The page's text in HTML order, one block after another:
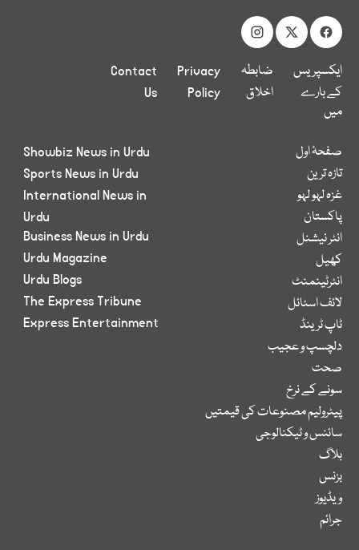
ایکسپریس
کے بارے
میں
ضابطہ
اخلاق
Privacy
Policy
Contact
Us
صفحۂ اول
تازہ ترین
غزہ لہو لہو
پاکستان
انٹر نیشنل
کھیل
انٹرٹینمنٹ
لائف اسٹائل
ٹاپ ٹرینڈ
دلچسپ و عجیب
صحت
سونے کے نرخ
پیٹرولیم مصنوعات کی قیمتیں
سائنس و ٹیکنالوجی
بلاگ
بزنس
ویڈیوز
جرائم
Showbiz News in Urdu
Sports News in Urdu
International News in
Urdu
Business News in Urdu
Urdu Magazine
Urdu Blogs
The Express Tribune
Express Entertainment